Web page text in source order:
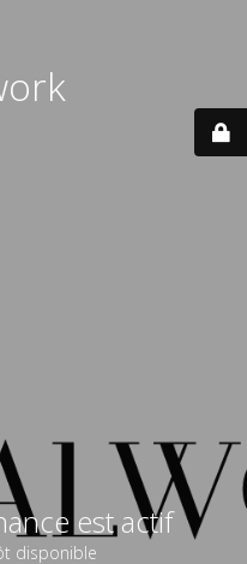
est actif
disponible